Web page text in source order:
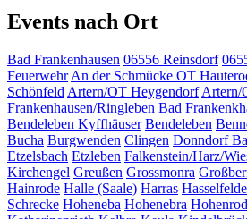
Events nach Ort
Bad Frankenhausen 06556 Reinsdorf
Feuerwehr An der Schmücke OT
Schönfeld Artern/OT Heygendorf Artern/
Frankenhausen/Ringleben Bad
Bendeleben Kyffhäuser Bendeleben
Bucha Burgwenden Clingen Donndorf
Etzelsbach Etzleben Falkenstein/Harz/
Kirchengel Greußen Grossmonra
Hainrode Halle (Saale) Harras Hasselfelde
Schrecke Hoheneba Hohenebra